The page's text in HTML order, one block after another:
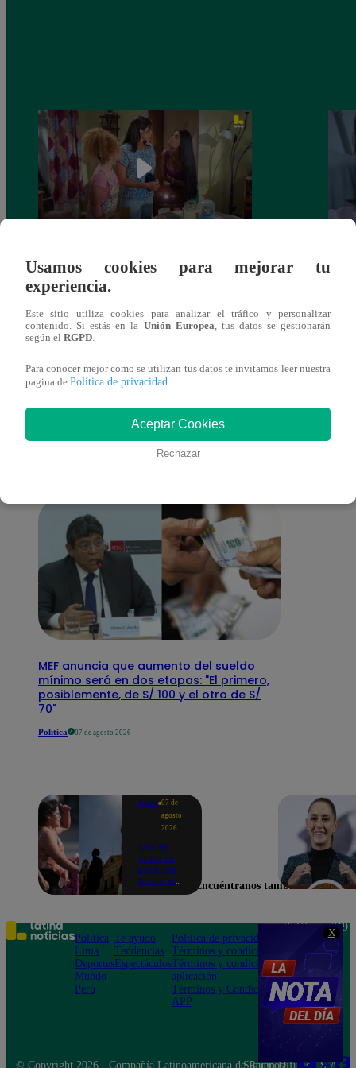
X
Valentina Valiente capítulo 44: Kathy y
Jenny atan cabos sobre la relación entre
Elsa y Wilfredo!
También te puede
interesar
MEF anuncia que aumento del sueldo
mínimo será en dos etapas: "El primero,
posiblemente, de S/ 100 y el otro de S/
70"
Política 07 de agosto 2026
Lima 07 de
agosto
2026
Ola de
calor se
extiende
hasta el
Lima y
otras 16
regiones
Usamos cookies para mejorar tu
experiencia.
Este sitio utiliza cookies para analizar el tráfico y personalizar
contenido. Si estás en la Unión Europea, tus datos se gestionarán
según el RGPD.
Para conocer mejor como se utilizan tus datos te invitamos leer nuestra
pagina de Política de privacidad.
Aceptar Cookies
Rechazar
Encuéntranos también en
Política
Lima
Deportes
Mundo
Perú
Te ayudo
Tendencias
Espectáculos
Política de privacidad
Términos y condiciones
Términos y condiciones
aplicación
Términos y Condiciones
APP
Teléfono: 219
Av. San
Felipe 968
Jesús María
© Copyright 2026 - Compañía Latinoamericana de Radio Difusión S.A.
Síguenos